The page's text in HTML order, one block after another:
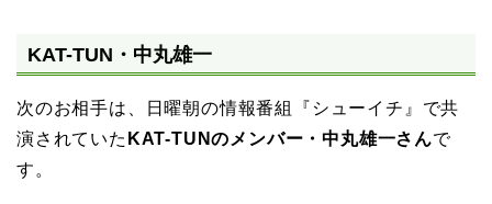
KAT-TUN・中丸雄一
次のお相手は、日曜朝の情報番組『シューイチ』で共
演されていた KAT-TUNのメンバー・中丸雄一さんで
す。